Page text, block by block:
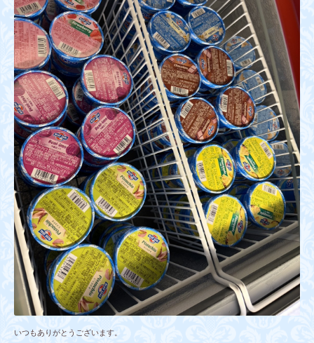
いつもありがとうございます。